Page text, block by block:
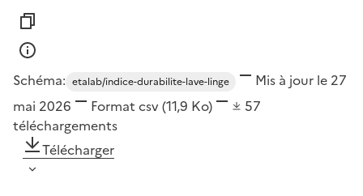
Schéma: etalab/indice-durabilite-lave-linge
Mis à jour le 27
mai 2026
Format csv(11,9 Ko)
57
téléchargements
Télécharger